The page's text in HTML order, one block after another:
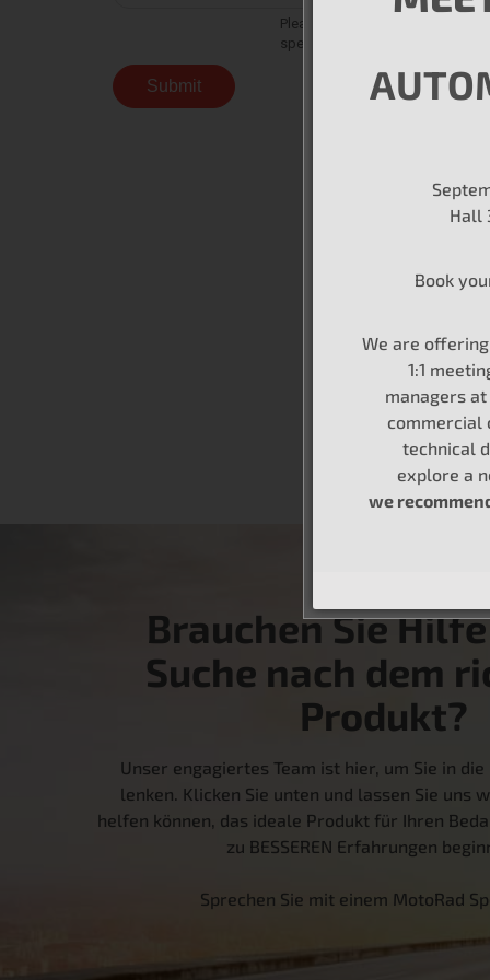
Brauchen Sie
Suche nach dem
Produkt?
Unser engagiertes Team ist hier, um Sie in
lenken. Klicken Sie unten und lassen Sie uns
helfen können, das ideale Produkt für Ihren
zu BESSEREN Erfahrungen
Sprechen Sie mit einem MotoRad
Hall
Book
We are
1:1
managers at
commercial
technical
explore a
we